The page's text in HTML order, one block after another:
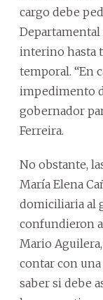
cargo debe
interino hasta
temporal. “En
impedimento
gobernador
Ferreira.
No obstante,
María Elena
domiciliaria al
confundieron
Mario
contar con una
saber si debe